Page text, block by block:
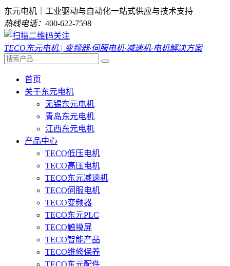
东元电机｜工业驱动与自动化一站式供应与技术支持
热线电话： 400-622-7598
TECO东元电机 | 变频器·伺服电机·减速机·电机解决方案
首页
关于东元电机
无锡东元电机
青岛东元电机
江西东元电机
产品中心
TECO低压电机
TECO高压电机
TECO东元减速机
TECO伺服电机
TECO变频器
TECO东元PLC
TECO触摸屏
TECO智能产品
TECO维修保养
TECO东元配件